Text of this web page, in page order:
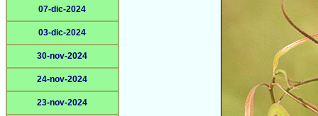
07-dic-2024
03-dic-2024
30-nov-2024
24-nov-2024
23-nov-2024